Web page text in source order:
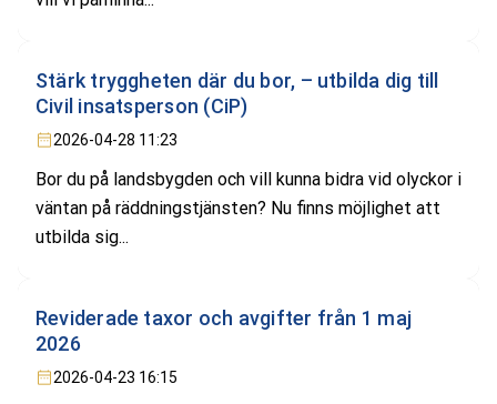
Stärk tryggheten där du bor, – utbilda dig till
Civil insatsperson (CiP)
2026-04-28 11:23
Bor du på landsbygden och vill kunna bidra vid olyckor i
väntan på räddningstjänsten? Nu finns möjlighet att
utbilda sig...
Reviderade taxor och avgifter från 1 maj
2026
2026-04-23 16:15